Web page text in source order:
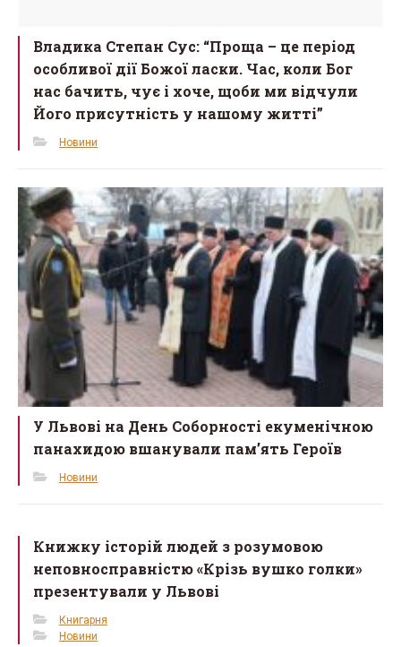
Владика Степан Сус: “Проща – це період
особливої дії Божої ласки. Час, коли Бог
нас бачить, чує і хоче, щоби ми відчули
Його присутність у нашому житті”
Новини
У Львові на День Соборності екуменічною
панахидою вшанували пам’ять Героїв
Новини
Книжку історій людей з розумовою
неповносправністю «Крізь вушко голки»
презентували у Львові
Книгарня
Новини